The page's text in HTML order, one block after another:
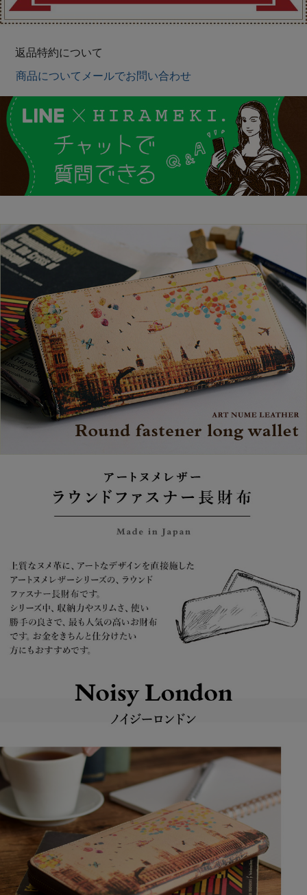
返品特約について
商品についてメールでお問い合わせ